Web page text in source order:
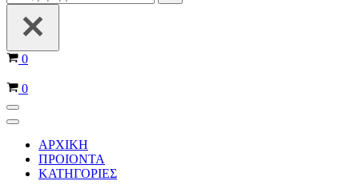
για...
Καλάθι
0
Καλάθι
0
Μενού
πλοήγησης
Μενού
πλοήγησης
ΑΡΧΙΚΗ
ΠΡΟΙΟΝΤΑ
ΚΑΤΗΓΟΡΙΕΣ